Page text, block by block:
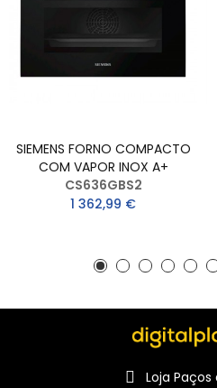
SIEMENS FORNO COMPACTO
COM VAPOR INOX A+
CS636GBS2
1 362,99 €
Loja Paços